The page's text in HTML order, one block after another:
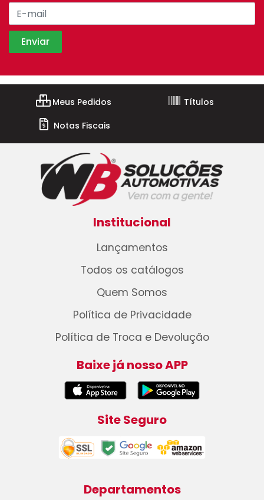
Meus Pedidos
Títulos
Notas Fiscais
Institucional
Lançamentos
Todos os catálogos
Quem Somos
Política de Privacidade
Política de Troca e Devolução
Baixe já nosso APP
Site Seguro
Departamentos